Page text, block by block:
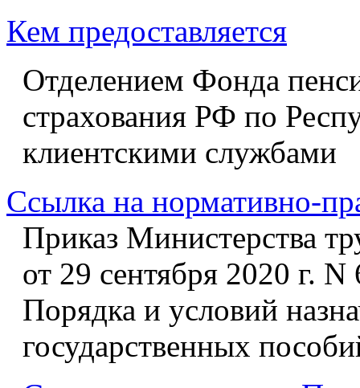
Кем предоставляется
Отделением Фонда
страхования РФ по
клиентскими службами
Ссылка на нормативно-
Приказ Министерства
от 29 сентября 2020 г.
Порядка и условий
государственных